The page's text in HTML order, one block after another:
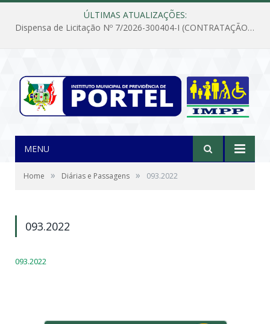
ÚLTIMAS ATUALIZAÇÕES:
Dispensa de Licitação Nº 7/2026-300404-I (CONTRATAÇÃO DE EMPRESA PARA MANUTENÇÃO E REPARAÇÃO DE APARELHOS DE AR CONDICIONADO, EM ATENDIMENTO ÀS NECESSIDADES DO INSTITUTO DE PREVIDÊNCIA MUNICIPAL DE PORTEL/PA)
MENU
Home » Diárias e Passagens » 093.2022
093.2022
093.2022